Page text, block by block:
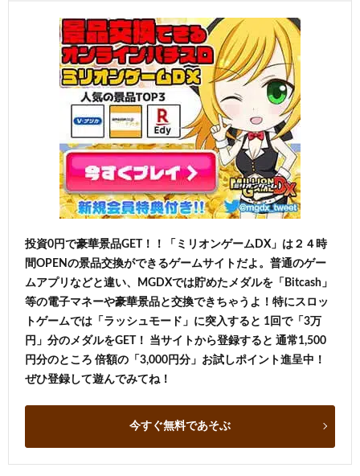
投資0円で豪華景品GET！！「ミリオンゲームDX」は２４時
間OPENの景品交換ができるゲームサイトだよ。普通のゲー
ムアプリなどと違い、MGDXでは貯めたメダルを「Bitcash」
等の電子マネーや豪華景品と交換できちゃうよ！特にスロッ
トゲームでは「ラッシュモード」に突入すると 1回で「3万
円」分のメダルをGET！ 当サイトから登録すると 通常1,500
円分のところ 倍額の「3,000円分」お試しポイント進呈中！
ぜひ登録して遊んでみてね！
今すぐ無料であそぶ